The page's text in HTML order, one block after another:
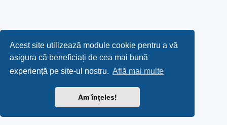
Acest site utilizează module cookie pentru a vă
asigura că beneficiați de cea mai bună
experiență pe site-ul nostru. Află mai multe
Am înțeles!